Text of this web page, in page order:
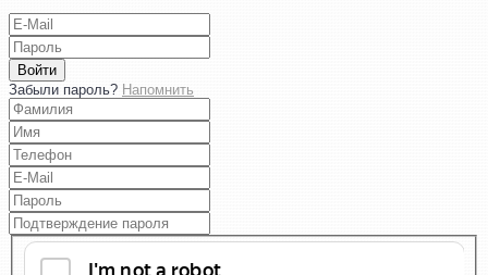
Войти
Забыли пароль? Напомнить